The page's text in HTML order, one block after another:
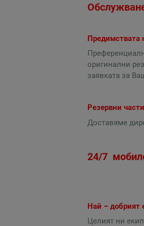
Предимствата
оригинални
заявката за
Резервни
Доставяме
24/7
Най – добрият
Целият ни